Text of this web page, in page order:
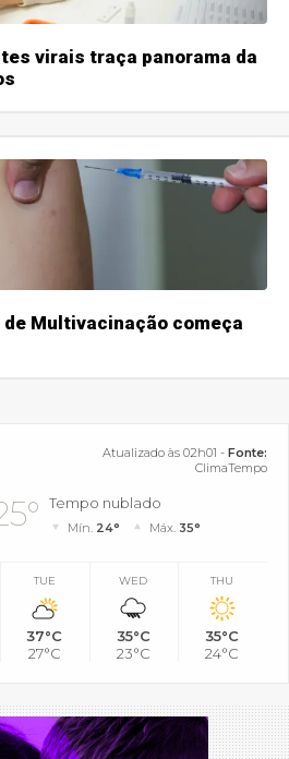
virais traça panorama da
de Multivacinação começa
Atualizado às 02h01 - Fonte:
ClimaTempo
Tempo nublado
Mín. 24° Máx. 35°
TUE
37°C
27°C
WED
35°C
23°C
THU
35°C
24°C